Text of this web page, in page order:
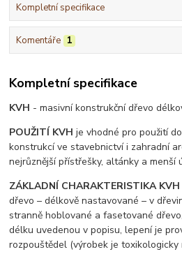
Kompletní specifikace
Komentáře 1
Kompletní specifikace
KVH - masivní konstrukční dřevo
POUŽITÍ KVH je vhodné pro použití
konstrukcí ve stavebnictví i zahradní
nejrůznější přístřešky, altánky a menší
ZÁKLADNÍ CHARAKTERISTIKA KVH
dřevo – délkově nastavované – v
stranně hoblované a fasetované
délku uvedenou v popisu, lepení je
rozpouštědel (výrobek je toxikologicky